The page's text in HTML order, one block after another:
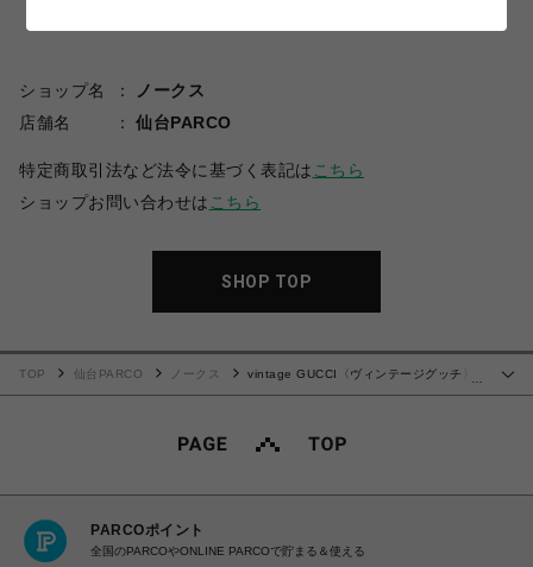
ショップ名
ノークス
店舗名
仙台PARCO
特定商取引法など法令に基づく表記は こちら
ショップお問い合わせは こちら
SHOP TOP
TOP 仙台PARCO ノークス
vintage GUCCI〈ヴィンテージグッチ〉
PARCOポイント
全国のPARCOやONLINE PARCOで貯まる＆使える